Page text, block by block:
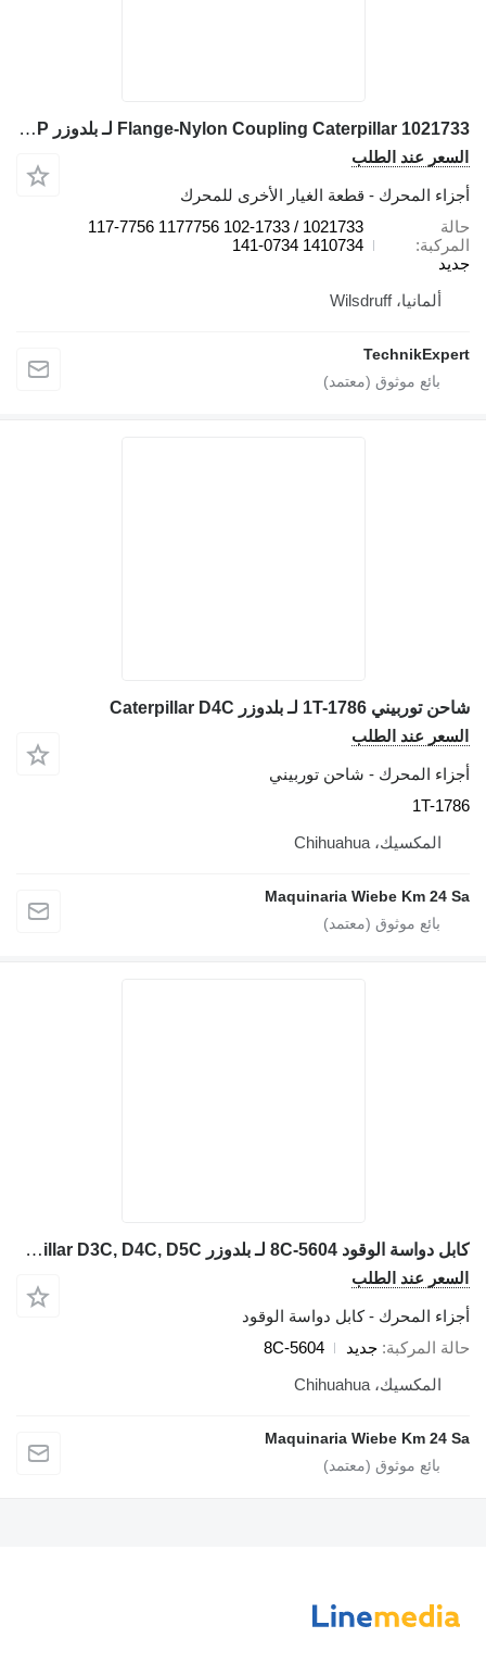
Flange-Nylon Coupling Caterpillar 1021733 لـ بلدوزر Caterpillar D4K LGP D4K XL D3C III D4C III D3G D5C III D4G D3K XL D5G D3K LGP
السعر عند الطلب
أجزاء المحرك - قطعة الغيار الأخرى للمحرك
حالة
المركبة
جديد
1021733 / 102-1733 1177756 117-7756
1410734 141-0734
ألمانيا، Wilsdruff
TechnikExpert
شاحن توربيني 1T-1786 لـ بلدوزر Caterpillar D4C
السعر عند الطلب
أجزاء المحرك - شاحن توربيني
1T-1786
المكسيك، Chihuahua
Maquinaria Wiebe Km 24 Sa
كابل دواسة الوقود 8C-5604 لـ بلدوزر Caterpillar D3C, D4C, D5C
السعر عند الطلب
أجزاء المحرك - كابل دواسة الوقود
حالة المركبة جديد
8C-5604
المكسيك، Chihuahua
Maquinaria Wiebe Km 24 Sa